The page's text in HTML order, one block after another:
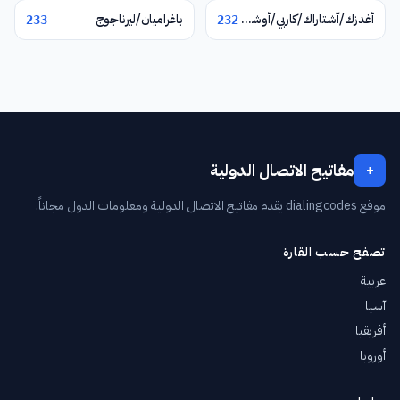
أغدزك/آشتاراك/كاربي/أوشاكان 232 باغراميان/ليرناجوج 233
+ مفاتيح الاتصال الدولية
موقع dialingcodes يقدم مفاتيح الاتصال الدولية ومعلومات الدول مجاناً.
تصفح حسب القارة
عربية
آسيا
أفريقيا
أوروبا